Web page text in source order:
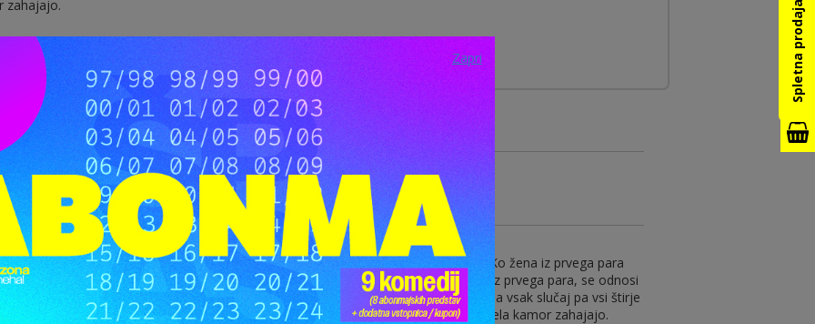
zahajajo.
vse »
Igralci
Boštjan Vrhovec Zvezdana Mlakar Matej Recer Primož Ekart
Vsebina
Dva para, ki se poznata že zelo dolgo časa, druži intimno prijateljstvo. Ko žena iz prvega para
zapelje moža iz drugega para in ko žena iz drugega para omreži moža iz prvega para, se odnosi
zapletejo. O novi situaciji, seveda, nihče nič ne ve in nihče nič ne sumi. Za vsak slučaj pa vsi štirje
grešniki vse tajijo in skrivajo, dokler se vsi ne srečajo v lokalu poleg hotela kamor zahajajo.
Zapri